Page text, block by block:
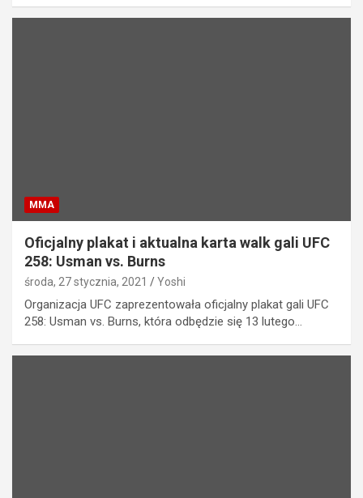
MMA
Oficjalny plakat i aktualna karta walk gali UFC
258: Usman vs. Burns
środa, 27 stycznia, 2021 Yoshi
Organizacja UFC zaprezentowała oficjalny plakat gali UFC
258: Usman vs. Burns, która odbędzie się 13 lutego…